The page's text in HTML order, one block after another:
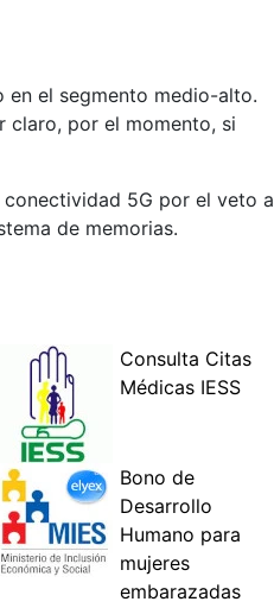
en el segmento medio-alto.
claro, por el momento, si
conectividad 5G por el veto a
de memorias.